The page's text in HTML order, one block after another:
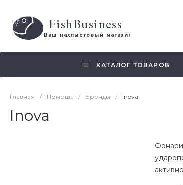
FishBusiness
Ваш нахлыстовый магазин
КАТАЛОГ ТОВАРОВ
Главная / Помощь / Бренды / Inova
Inova